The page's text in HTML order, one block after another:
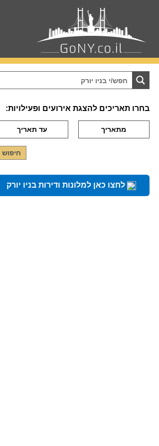
בחרו תאריכים להצגת אירועים ופעילויות:
לחצו כאן למלונות ודירות בניו יורק